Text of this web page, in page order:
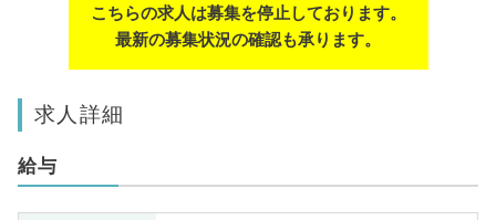
こちらの求人は募集を停止しております。
最新の募集状況の確認も承ります。
求人詳細
給与